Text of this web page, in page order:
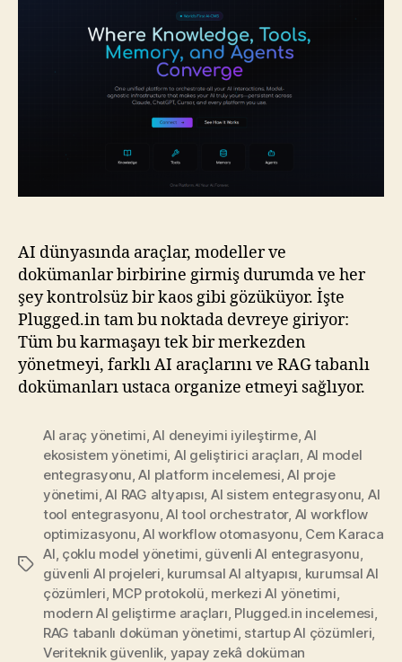
–
MCP’nin
Matrix’i,
Geliştiricinin
Kaçış
AI dünyasında araçlar, modeller ve
dokümanlar birbirine girmiş durumda ve her
şey kontrolsüz bir kaos gibi gözüküyor. İşte
Plugged.in tam bu noktada devreye giriyor:
Tüm bu karmaşayı tek bir merkezden
yönetmeyi, farklı AI araçlarını ve RAG tabanlı
dokümanları ustaca organize etmeyi sağlıyor.
Etiketler
AI araç yönetimi,AI deneyimi iyileştirme,AI
ekosistem yönetimi, AI geliştirici araçları, AI model
entegrasyonu,AI platform incelemesi,AI proje
yönetimi,AI RAG altyapısı, AI sistem entegrasyonu, AI
tool entegrasyonu,AI tool orchestrator, AI workflow
optimizasyonu,AI workflow otomasyonu, Cem Karaca
AI, çoklu model yönetimi, güvenli AI entegrasyonu,
güvenli AI projeleri, kurumsal AI altyapısı, kurumsal AI
çözümleri, MCP protokolü, merkezi AI yönetimi,
modern AI geliştirme araçları, Plugged.in incelemesi,
RAG tabanlı doküman yönetimi, startup AI çözümleri,
Veriteknik güvenlik, yapay zekâ doküman